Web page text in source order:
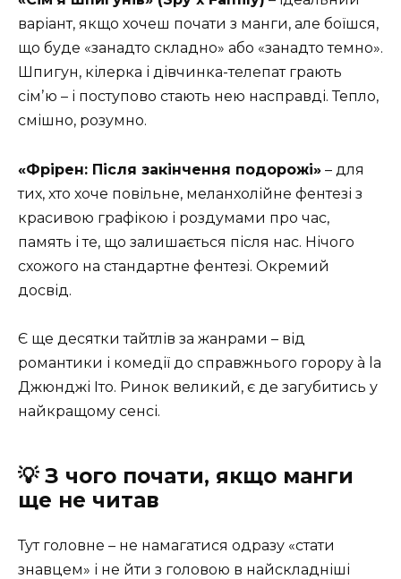
варіант, якщо хочеш почати з манги, але боїшся,
що буде «занадто складно» або «занадто темно».
Шпигун, кілерка і дівчинка-телепат грають
сімʼю – і поступово стають нею насправді. Тепло,
смішно, розумно.
«Фрірен: Після закінчення подорожі» – для
тих, хто хоче повільне, меланхолійне фентезі з
красивою графікою і роздумами про час,
память і те, що залишається після нас. Нічого
схожого на стандартне фентезі. Окремий
досвід.
Є ще десятки тайтлів за жанрами – від
романтики і комедії до справжнього горору à la
Джюнджі Іто. Ринок великий, є де загубитись у
найкращому сенсі.
💡 З чого почати, якщо манги
ще не читав
Тут головне – не намагатися одразу «стати
знавцем» і не йти з головою в найскладніші